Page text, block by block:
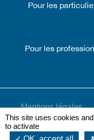
Pour les
Pour les
Mentions légales
This site uses cookies
to activate